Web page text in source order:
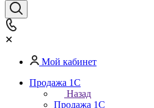
✕
Мой кабинет
Продажа 1С
Назад
Продажа 1С